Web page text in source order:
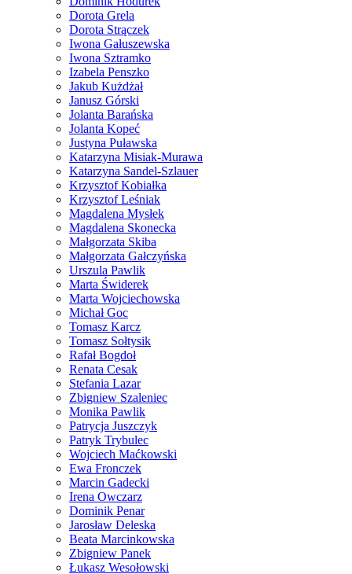
Dorota Grela
Dorota Strączek
Iwona Gałuszewska
Iwona Sztramko
Izabela Penszko
Jakub Kużdżał
Janusz Górski
Jolanta Barańska
Jolanta Kopeć
Justyna Puławska
Katarzyna Misiak-Murawa
Katarzyna Sandel-Szlauer
Krzysztof Kobiałka
Krzysztof Leśniak
Magdalena Mysłek
Magdalena Skonecka
Małgorzata Skiba
Małgorzata Gałczyńska
Urszula Pawlik
Marta Świderek
Marta Wojciechowska
Michał Goc
Tomasz Karcz
Tomasz Sołtysik
Rafał Bogdoł
Renata Cesak
Stefania Lazar
Zbigniew Szaleniec
Monika Pawlik
Patrycja Juszczyk
Patryk Trybulec
Wojciech Maćkowski
Ewa Fronczek
Marcin Gadecki
Irena Owczarz
Dominik Penar
Jarosław Deleska
Beata Marcinkowska
Zbigniew Panek
Łukasz Wesołowski